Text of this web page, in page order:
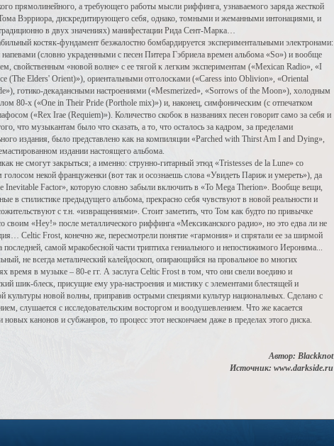
прямолинейного, а требующего работы мысли риффинга, узнаваемого заряда жесткой
Вэрриора, дискредитирующего себя, однако, томными и жеманными интонациями, и
в двух значениях) манифестации Рида Сент-Марка…
костяк-фундамент безжалостно бомбардируется экспериментальными электронами:
(словно украденными с песен Питера Гэбриела времен альбома «So») и вообще
свойственным «новой волне» с ее тягой к легким экспериментам («Mexican Radio», «I
(The Elders' Orient)»), ориентальными отголосками («Caress into Oblivion», «Oriental
готико-декадансными настроениями («Mesmerized», «Sorrows of the Moon»), холодным
80-х («One in Their Pride (Porthole mix)») и, наконец, симфоническим (с отпечатком
(«Rex Irae (Requiem)»). Количество скобок в названиях песен говорит само за себя и
что музыкантам было что сказать, а то, что осталось за кадром, за пределами
издания, было представлено как на компиляции «Parched with Thirst Am I and Dying»,
издании настоящего альбома.
не смогут закрыться; а именно: струнно-гитарный этюд «Tristesses de la Lune» со
голосом некой француженки (вот так и осознаешь слова «Увидеть Париж и умереть»), да
Inevitable Factor», которую словно забыли включить в «To Mega Therion». Вообще вещи,
в стилистике предыдущего альбома, прекрасно себя чувствуют в новой реальности и
с т.н. «извращениями». Стоит заметить, что Том как будто по привычке
своим «Hey!» после металлического риффинга «Мексиканского радио», но это едва ли не
Celtic Frost, конечно же, пересмотрели понятие «гармония» и спрятали ее за ширмой
последней, самой мракобесной части триптиха гениального и непостижимого Иеронима...
не всегда металический калейдоскоп, опирающийся на провальное во многих
время в музыке – 80-е гг. А заслуга Celtic Frost в том, что они свели воедино и
шик-блеск, присущие ему ура-настроения и мистику с элементами блестящей и
культуры новой волны, приправив острыми специями культур национальных. Сделано с
слушается с исследовательским восторгом и воодушевлением. Что же касается
новых канонов и субжанров, то процесс этот нескончаем даже в пределах этого диска.
Автор: Blackknot
Источник: www.darkside.ru